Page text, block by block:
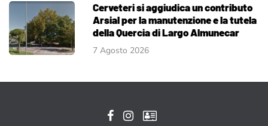
Cerveteri si aggiudica un contributo
Arsial per la manutenzione e la tutela
della Quercia di Largo Almunecar
7 Agosto 2026